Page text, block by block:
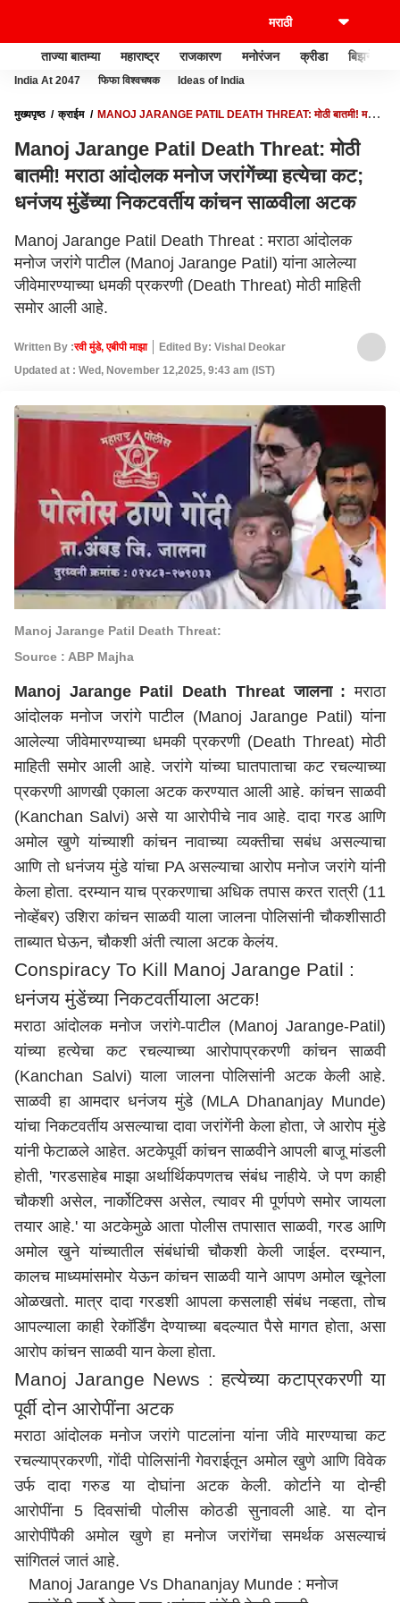
ताज्या बातम्या महाराष्ट्र राजकारण मनोरंजन क्रीडा बिझनेस
India At 2047 फिफा विश्वचषक Ideas of India
मुख्यपृष्ठ क्राईम
MANOJ JARANGE PATIL DEATH THREAT: मोठी बातमी! मराठा
Manoj Jarange Patil Death Threat: मोठी
बातमी! मराठा आंदोलक मनोज जरांगेंच्या हत्येचा कट;
धनंजय मुंडेंच्या निकटवर्तीय कांचन साळवीला अटक
Manoj Jarange Patil Death Threat : मराठा आंदोलक
मनोज जरांगे पाटील (Manoj Jarange Patil) यांना आलेल्या
जीवेमारण्याच्या धमकी प्रकरणी (Death Threat) मोठी माहिती
समोर आली आहे.
Written By :रवी मुंडे, एबीपी माझा
Edited By: Vishal Deokar
Updated at : Wed, November 12,2025, 9:43 am (IST)
Manoj Jarange Patil Death Threat:
Source : ABP Majha
Manoj Jarange Patil Death Threat जालना :मराठा
आंदोलक मनोज जरांगे पाटील (Manoj Jarange Patil) यांना
आलेल्या जीवेमारण्याच्या धमकी प्रकरणी (Death Threat) मोठी
माहिती समोर आली आहे. जरांगे यांच्या घातपाताचा कट रचल्याच्या
प्रकरणी आणखी एकाला अटककरण्यात आली आहे. कांचन साळवी
(Kanchan Salvi) असेयाआरोपीचे नावआहे. दादा गरड आणि
अमोल खुणे यांच्याशी कांचन नावाच्या व्यक्तीचा सबंध असल्याचा
आणि तो धनंजय मुंडे यांचा PA असल्याचा आरोप मनोज जरांगे यांनी
केला होता.दरम्यान याच प्रकरणाचा अधिक तपास करतरात्री (11
नोव्हेंबर) उशिरा कांचन साळवी याला जालना पोलिसांनी चौकशीसाठी
ताब्यात घेऊन, चौकशी अंती त्याला अटक केलंय.
Conspiracy To Kill Manoj Jarange Patil :
धनंजय मुंडेंच्या निकटवर्तीयाला अटक!
मराठा आंदोलक मनोज जरांगे-पाटील (Manoj Jarange-Patil)
यांच्या हत्येचा कट रचल्याच्या आरोपाप्रकरणी कांचन साळवी
(Kanchan Salvi) याला जालना पोलिसांनी अटक केली आहे.
साळवी हा आमदार धनंजय मुंडे (MLA Dhananjay Munde)
यांचा निकटवर्तीय असल्याचा दावा जरांगेंनी केला होता, जे आरोप मुंडे
यांनी फेटाळले आहेत. अटकेपूर्वी कांचन साळवीने आपली बाजू मांडली
होती, 'गरडसाहेब माझा अर्थार्थिकपणतच संबंध नाहीये. जे पण काही
चौकशी असेल, नार्कोटिक्स असेल, त्यावर मी पूर्णपणे समोर जायला
तयार आहे.' या अटकेमुळे आता पोलीस तपासात साळवी, गरड आणि
अमोल खुने यांच्यातील संबंधांची चौकशी केली जाईल. दरम्यान,
कालच माध्यमांसमोर येऊन कांचन साळवी याने आपण अमोल खूनेला
ओळखतो. मात्र दादा गरडशी आपला कसलाही संबंध नव्हता, तोच
आपल्याला काही रेकॉर्डिंग देण्याच्या बदल्यात पैसे मागत होता, असा
आरोप कांचन साळवी यान केला होता.
Manoj Jarange News : हत्येच्या कटाप्रकरणी या
पूर्वी दोन आरोपींना अटक
मराठा आंदोलक मनोज जरांगे पाटलांना यांना जीवे मारण्याचा कट
रचल्याप्रकरणी, गोंदी पोलिसांनी गेवराईतून अमोल खुणे आणि विवेक
उर्फ दादा गरुड या दोघांना अटक केली. कोर्टाने या दोन्ही
आरोपींना 5 दिवसांची पोलीस कोठडी सुनावली आहे. या दोन
आरोपींपैकी अमोल खुणे हा मनोज जरांगेंचा समर्थक असल्याचं
सांगितलं जातं आहे.
Manoj Jarange Vs Dhananjay Munde : मनोज